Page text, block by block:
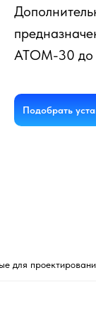
Подобрать
АТОМ-30 до
для